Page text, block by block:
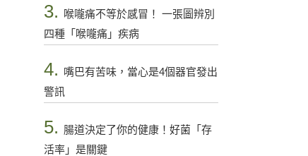
3.
喉嚨痛不等於感冒！ 一張圖辨別
四種「喉嚨痛」疾病
4. 嘴巴有苦味，當心是4個器官發出
警訊
5. 腸道決定了你的健康！好菌「存
活率」是關鍵